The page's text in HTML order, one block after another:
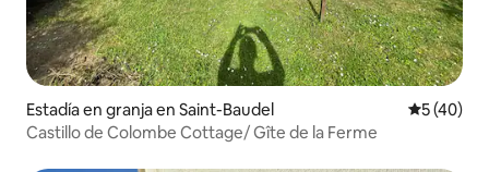
Estadía en granja en Saint-Baudel
5 (40)
Castillo de Colombe Cottage/ Gîte de la Ferme